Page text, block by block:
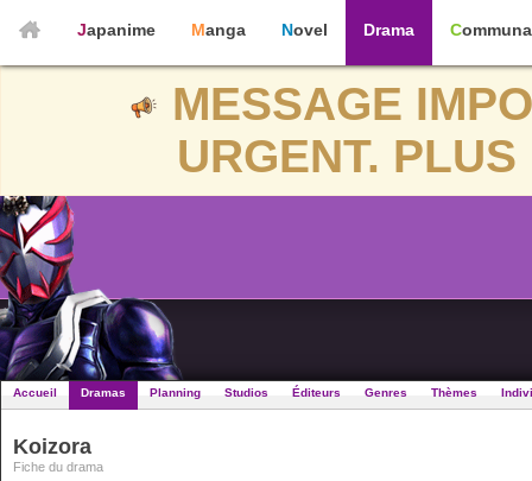
Japanime Manga Novel Drama
MESSAGE
URGENT.
Accueil Dramas Planning Studios Éditeurs Genres Thèmes
Koizora
Fiche du drama